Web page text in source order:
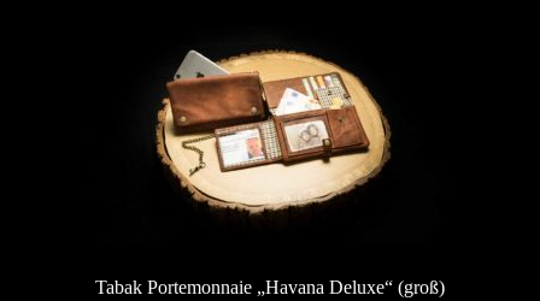
Tabak Portemonnaie „Havana Deluxe“ (groß)